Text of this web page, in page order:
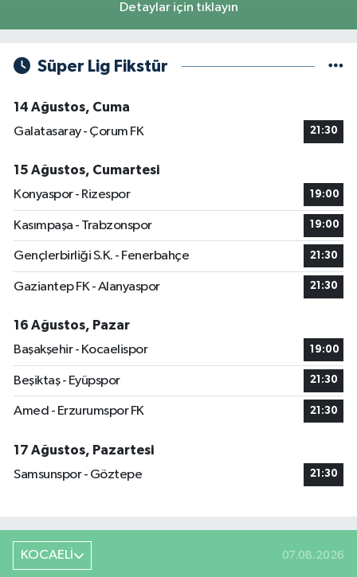
Detaylar için tıklayın
Süper Lig Fikstür
14 Ağustos, Cuma
Galatasaray - Çorum FK
21:30
15 Ağustos, Cumartesi
Konyaspor - Rizespor
19:00
Kasımpaşa - Trabzonspor 19:00
Gençlerbirliği S.K. - Fenerbahçe 21:30
Gaziantep FK - Alanyaspor 21:30
16 Ağustos, Pazar
Başakşehir - Kocaelispor
19:00
Beşiktaş - Eyüpspor 21:30
Amed - Erzurumspor FK 21:30
17 Ağustos, Pazartesi
Samsunspor - Göztepe
21:30
KOCAELİ 07.08.2026